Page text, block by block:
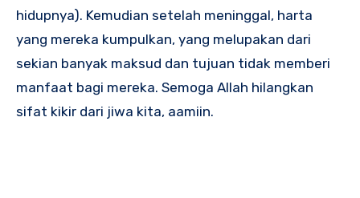
hidupnya). Kemudian setelah meninggal, harta
yang mereka kumpulkan, yang melupakan dari
sekian banyak maksud dan tujuan tidak memberi
manfaat bagi mereka. Semoga Allah hilangkan
sifat kikir dari jiwa kita, aamiin.